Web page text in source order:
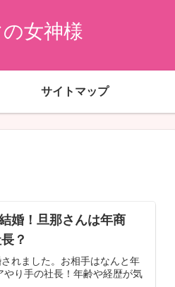
女神様
サイトマップ
婚！旦那さんは年商
？
れました。お相手はなんと年
り手の社長！年齢や経歴が気